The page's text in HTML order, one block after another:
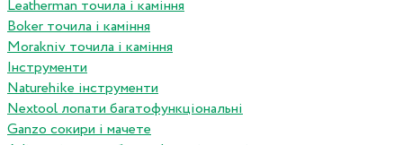
Leatherman точила і каміння
Boker точила і каміння
Morakniv точила і каміння
Інструменти
Naturehike інструменти
Nextool лопати багатофункціональні
Ganzo сокири і мачете